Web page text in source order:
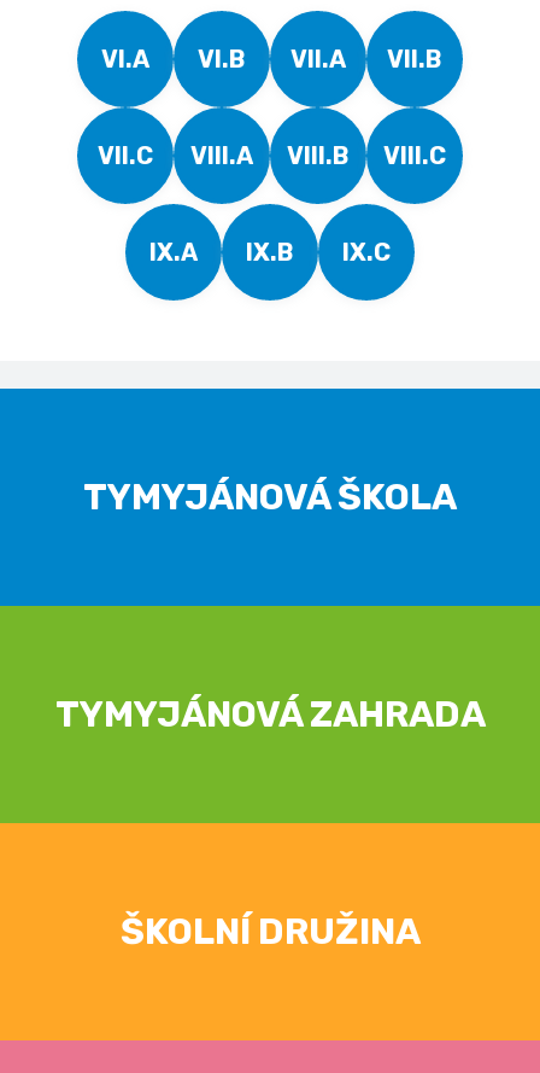
VI.A VI.B VII.A VII.B
VII.C VIII.A VIII.B VIII.C
IX.A IX.B IX.C
TYMYJÁNOVÁ ŠKOLA
TYMYJÁNOVÁ ZAHRADA
ŠKOLNÍ DRUŽINA